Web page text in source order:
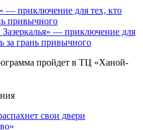
Зазеркалья» — приключение для
за грань привычного
пройдет в ТЦ «Ханой-